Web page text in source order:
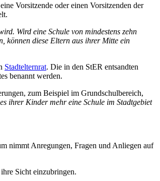
Vorsitzende oder einen Vorsitzenden der
Wird eine Schule von mindestens zehn
können diese Eltern aus ihrer Mitte ein
Stadtelternrat. Die in den StER entsandten
benannt werden.
zum Beispiel im Grundschulbereich,
ihrer Kinder mehr eine Schule im Stadtgebiet
nimmt Anregungen, Fragen und Anliegen auf
Sicht einzubringen.